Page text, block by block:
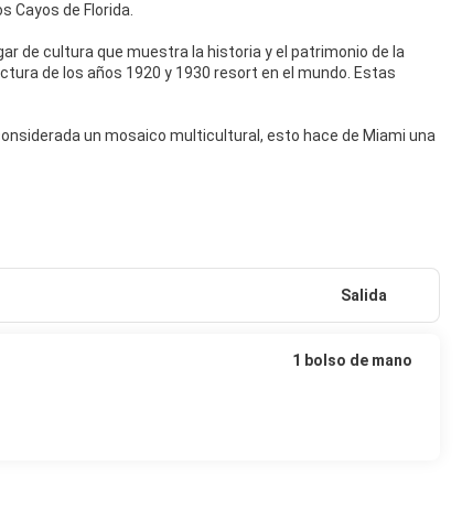
Cayos de Florida.
de cultura que muestra la historia y el patrimonio de la
de los años 1920 y 1930 resort en el mundo. Estas
un mosaico multicultural, esto hace de Miami una
Salida
1 bolso de mano